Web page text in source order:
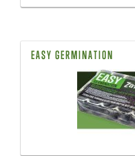
EASY GERMINATION